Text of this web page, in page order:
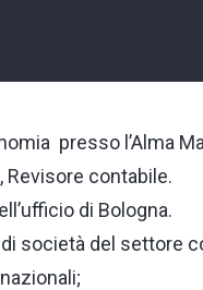
presso l’Alma
contabile.
di Bologna.
società del settore